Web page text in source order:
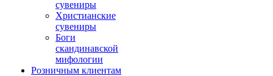
сувениры
Христианские
сувениры
Боги
скандинавской
мифологии
Розничным клиентам